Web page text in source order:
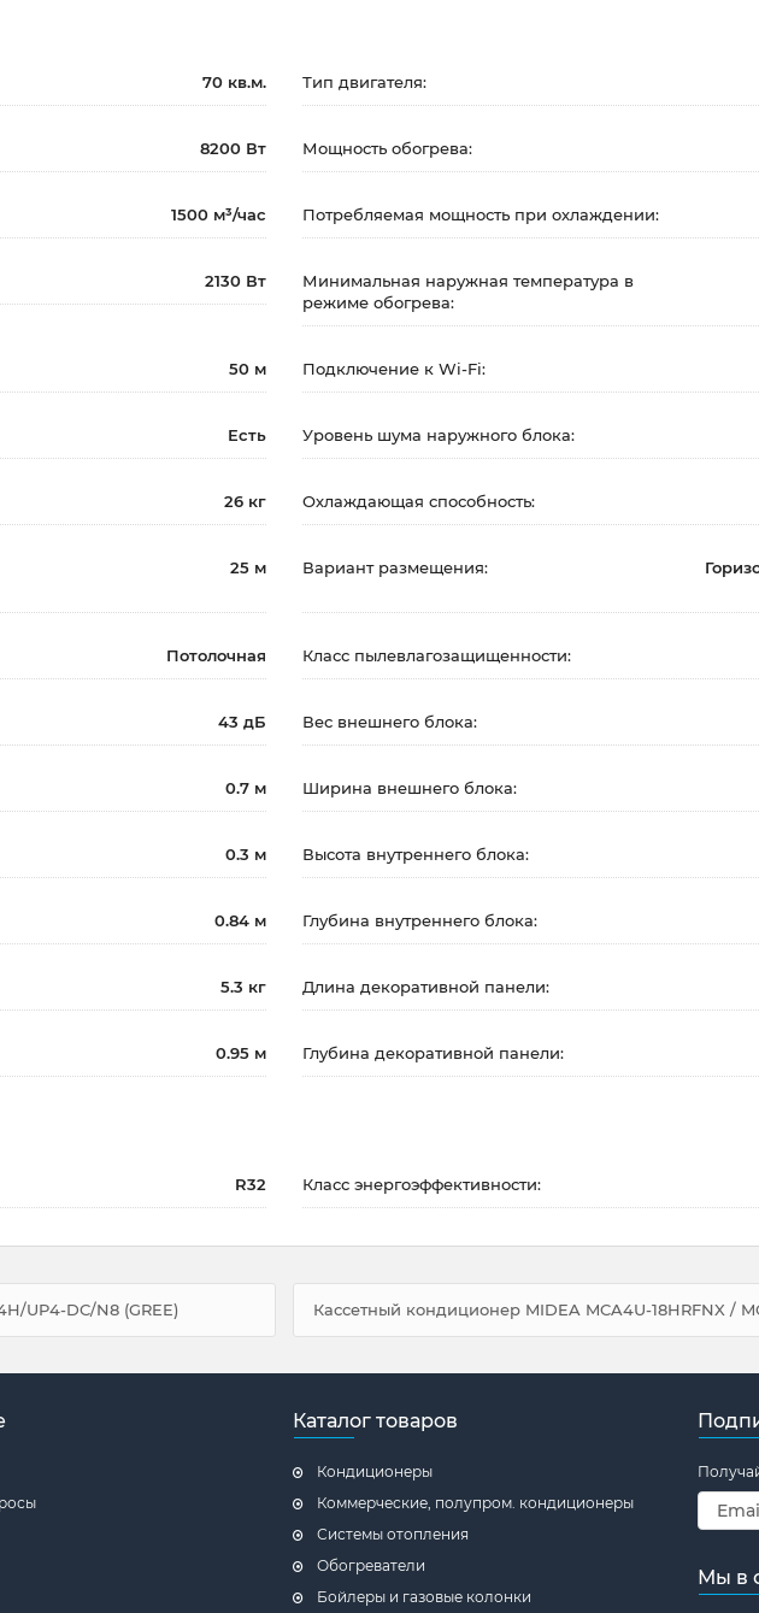
70 кв.м. Тип двигателя:
8200 Вт Мощность обогрева:
1500 м³/час Потребляемая мощность при охлаждении:
2130 Вт
Минимальная наружная температура в
режиме обогрева:
50 м Подключение к Wi-Fi:
Есть Уровень шума наружного блока:
26 кг Охлаждающая способность:
25 м Вариант размещения:
Потолочная Класс пылевлагозащищенности:
43 дБ Вес внешнего блока:
0.7 м Ширина внешнего блока:
0.3 м Высота внутреннего блока:
0.84 м Глубина внутреннего блока:
5.3 кг Длина декоративной панели:
0.95 м Глубина декоративной панели:
R32 Класс энергоэффективности:
UP4-DC/N8 (GREE) Кассетный кондиционер MIDEA MCA4U-18HRFNX /
Каталог товаров
Кондиционеры
Коммерческие, полупром. кондиционеры
Системы отопления
Обогреватели
Бойлеры и газовые колонки
Мы в